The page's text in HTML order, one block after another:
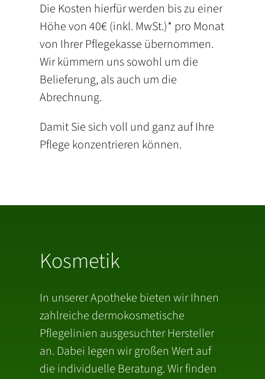
Die Kosten hierfür werden bis zu einer
Höhe von 40€ (inkl. MwSt.)* pro Monat
von Ihrer Pflegekasse übernommen.
Wir kümmern uns sowohl um die
Belieferung, als auch um die
Abrechnung.
Damit Sie sich voll und ganz auf Ihre
Pflege konzentrieren können.
Kosmetik
In unserer Apotheke bieten wir Ihnen
zahlreiche dermokosmetische
Pflegelinien ausgesuchter Hersteller
an. Dabei legen wir großen Wert auf
die individuelle Beratung. Wir finden